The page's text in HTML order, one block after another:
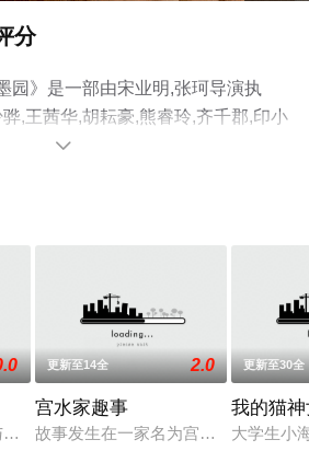
分
园》是一部由宋业明,张珂导演执
,王茜华,胡耘豪,熊睿玲,齐千郡,印小
勇岱,吴其江,吴京安等演员精彩演绎
，更多相关信息可移步至豆瓣电视

业热血青年洋珂之间的有趣故事。
更新至14全 2.0
宫水家趣事
故事发生在一家名为宫水家的日式料
更新至30全
我的猫
大学生小